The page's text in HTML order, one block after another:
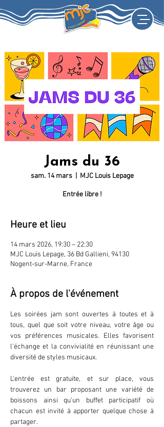
Jams du 36
sam. 14 mars
  |
MJC Louis Lepage
Entrée libre !
Heure et lieu
14 mars 2026, 19:30 – 22:30
MJC Louis Lepage, 36 Bd Gallieni, 94130
Nogent-sur-Marne, France
À propos de l'événement
Les soirées jam sont ouvertes à toutes et à
tous, quel que soit votre niveau, votre âge ou
vos préférences musicales. Elles favorisent
l'échange et la convivialité en réunissant une
diversité de styles musicaux.
L'entrée est gratuite, et sur place, vous
trouverez un bar proposant une variété de
boissons ainsi qu'un buffet participatif où
chacun est invité à apporter quelque chose à
partager.